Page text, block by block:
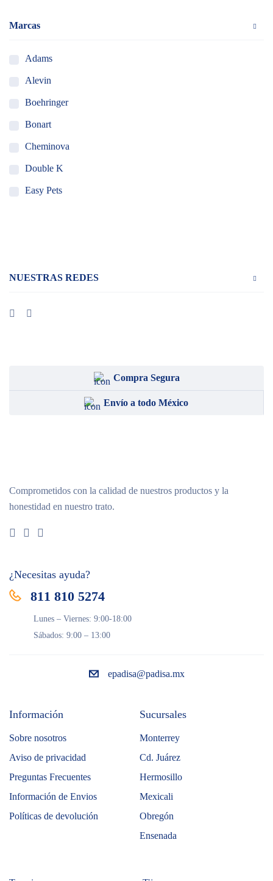
Marcas
Adams
Alevin
Boehringer
Bonart
Cheminova
Double K
Easy Pets
Pet Ag
Vet One
NUESTRAS REDES
Compra Segura
Envío a todo México
Comprometidos con la calidad de nuestros productos y la
honestidad en nuestro trato.
¿Necesitas ayuda?
811 810 5274
Lunes – Viernes: 9:00-18:00
Sábados: 9:00 – 13:00
epadisa@padisa.mx
Información
Sobre nosotros
Aviso de privacidad
Preguntas Frecuentes
Información de Envios
Políticas de devolución
Sucursales
Monterrey
Cd. Juárez
Hermosillo
Mexicali
Obregón
Ensenada